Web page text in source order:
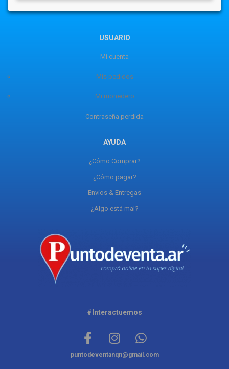
USUARIO
Mi cuenta
Mis pedidos
Mi monedero
Contraseña perdida
AYUDA
¿Cómo Comprar?
¿Cómo pagar?
Envíos & Entregas
¿Algo está mal?
#Interactuemos
puntodeventanqn@gmail.com